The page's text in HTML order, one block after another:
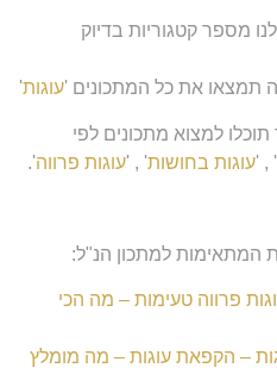
מספר קטגוריות בדיוק
תמצאו את כל המתכונים 'עוגות'
למצוא מתכונים לפי
' , 'עוגות בחושות' , 'עוגות פרווה'.
המתאימות למתכון הנ"ל:
פרווה טעימות – מה הכי
– הקפאת עוגות – מה מומלץ